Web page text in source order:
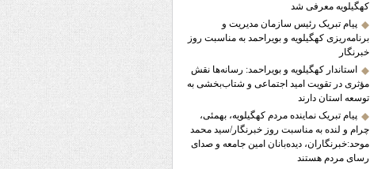
کهگیلویه معرفی شد
پیام تبریک رئیس سازمان مدیریت و
برنامه‌ریزی کهگیلویه و بویراحمد به مناسبت روز
خبرنگار
استاندار کهگیلویه و بویراحمد: رسانه‌ها نقش
مؤثری در تقویت امید اجتماعی و شتاب‌بخشی به
توسعه استان دارند
پیام تبریک نماینده مردم کهگیلویه، بهمئی،
چرام و لنده به مناسبت روز خبرنگار/سید محمد
موحد:خبرنگاران، دیده‌بانان امین جامعه و صدای
رسای مردم هستند